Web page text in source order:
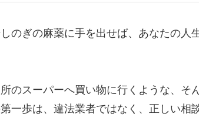
のぎの麻薬に手を出せば、あなたの人
のスーパーへ買い物に行くような、そ
一歩は、違法業者ではなく、正しい相